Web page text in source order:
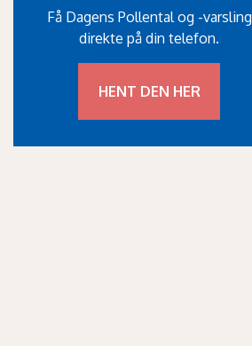
Få Dagens Pollental og -varsling
direkte på din telefon.
HENT DEN HER